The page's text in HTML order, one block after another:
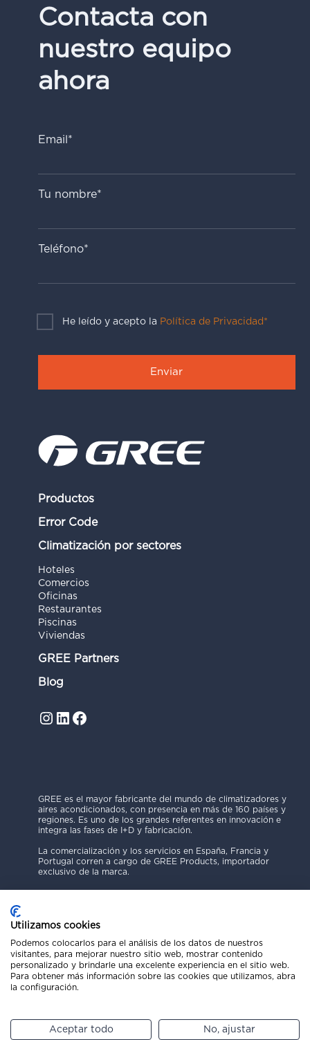
Contacta con
nuestro equipo
ahora
Email*
Tu nombre*
Teléfono*
He leído y acepto la Política de Privacidad*
Productos
Error Code
Climatización por sectores
Hoteles
Comercios
Oficinas
Restaurantes
Piscinas
Viviendas
GREE Partners
Blog
Instagram
LinkedIn
Facebook
GREE es el mayor fabricante del mundo de climatizadores y
aires acondicionados, con presencia en más de 160 países y
regiones. Es uno de los grandes referentes en innovación e
integra las fases de I+D y fabricación.
La comercialización y los servicios en España, Francia y
Portugal corren a cargo de GREE Products, importador
exclusivo de la marca.
Política de Privacidad
Aviso Legal
Código Ético
Canal de Denuncias
Copyright © 2025 GREE Products
Utilizamos cookies
Podemos colocarlos para el análisis de los datos de nuestros
visitantes, para mejorar nuestro sitio web, mostrar contenido
personalizado y brindarle una excelente experiencia en el sitio web.
Para obtener más información sobre las cookies que utilizamos, abra
la configuración.
Aceptar todo No, ajustar